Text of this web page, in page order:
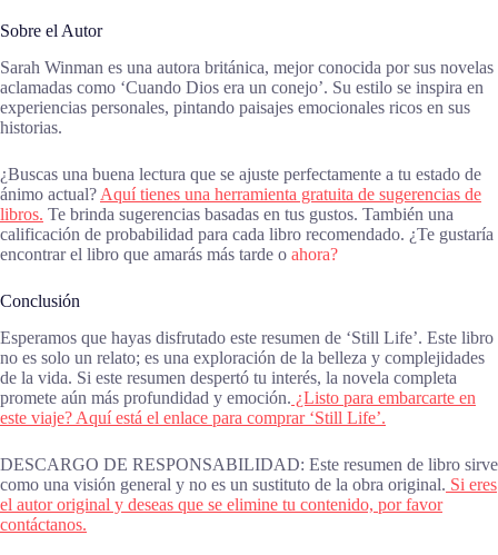
Sobre el Autor
Sarah Winman es una autora británica, mejor conocida por sus novelas
aclamadas como ‘Cuando Dios era un conejo’. Su estilo se inspira en
experiencias personales, pintando paisajes emocionales ricos en sus
historias.
¿Buscas una buena lectura que se ajuste perfectamente a tu estado de
ánimo actual? Aquí tienes una herramienta gratuita de sugerencias de
libros. Te brinda sugerencias basadas en tus gustos. También una
calificación de probabilidad para cada libro recomendado. ¿Te gustaría
encontrar el libro que amarás más tarde o ahora?
Conclusión
Esperamos que hayas disfrutado este resumen de ‘Still Life’. Este libro
no es solo un relato; es una exploración de la belleza y complejidades
de la vida. Si este resumen despertó tu interés, la novela completa
promete aún más profundidad y emoción. ¿Listo para embarcarte en
este viaje? Aquí está el enlace para comprar ‘Still Life’.
DESCARGO DE RESPONSABILIDAD: Este resumen de libro sirve
como una visión general y no es un sustituto de la obra original. Si eres
el autor original y deseas que se elimine tu contenido, por favor
contáctanos.